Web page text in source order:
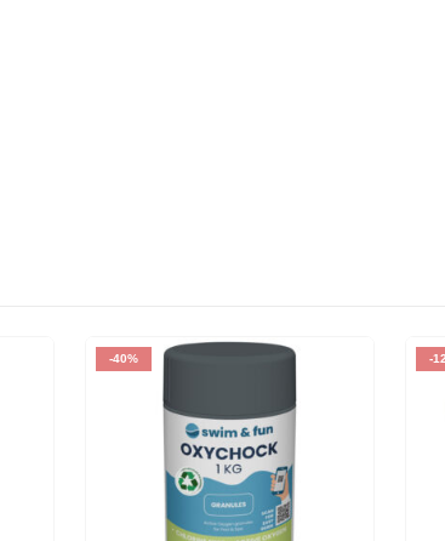
-40% -